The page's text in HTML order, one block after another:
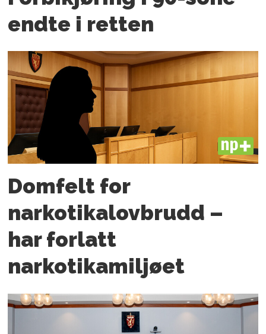
endte i retten
PLUS
Domfelt for
narkotikalovbrudd –
har forlatt
narkotikamiljøet